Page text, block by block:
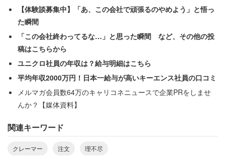
【体験談募集中】「あ、この会社で頑張るのやめよう」と悟っ
た瞬間
「この会社終わってるな…」と思った瞬間 など、その他の投
稿はこちらから
ユニクロ社員の年収は？給与明細はこちら
平均年収2000万円！日本一給与が高いキーエンス社員の口コミ
メルマガ会員数64万のキャリコネニュースで企業PRをしませ
んか？【媒体資料】
関連キーワード
クレーマー 注文 理不尽